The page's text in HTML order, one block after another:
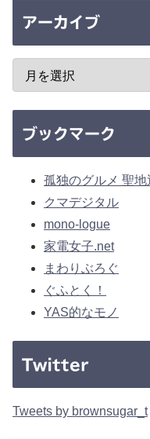
アーカイブ
ブックマーク
孤独のグルメ 聖
クマデジタル
mono-logue
家電女子.net
まわりぶろぐ
ぐふとく！
YAS的なモノ
Twitter
Tweets by brownsugar_t